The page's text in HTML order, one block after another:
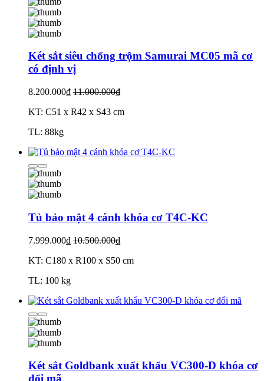
Két sắt siêu chống trộm Samurai MC05 mã cơ
có định vị
8.200.000₫ 11.000.000₫
KT: C51 x R42 x S43 cm
TL: 88kg
Tủ bảo mật 4 cánh khóa cơ T4C-KC
7.999.000₫ 10.500.000₫
KT: C180 x R100 x S50 cm
TL: 100 kg
Két sắt Goldbank xuất khẩu VC300-D khóa cơ